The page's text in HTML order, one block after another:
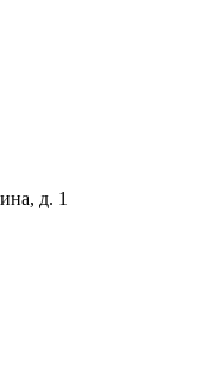
свою
себя убрали
пыль и
вам!
д. 1